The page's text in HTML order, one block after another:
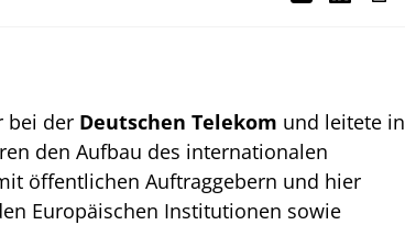
bei der Deutschen Telekom und leitete in
den Aufbau des internationalen
öffentlichen Auftraggebern und hier
Europäischen Institutionen sowie